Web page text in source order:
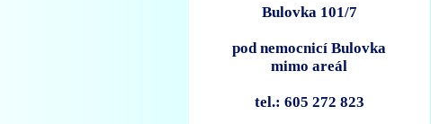
Bulovka 101/7
pod nemocnicí Bulovka
mimo areál
tel.: 605 272 823